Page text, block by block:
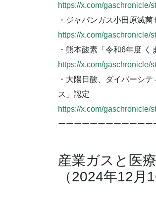
https://x.com/gaschronicle/
・ジャパンガス小田原滅
https://x.com/gaschronicle/
・熊本酸素「令和6年度 く
https://x.com/gaschronicle/
・大陽日酸、ダイバーシ
ス」認定
https://x.com/gaschronicle/
ーーーーーーーーーーー
産業ガスと医
（2024年12月